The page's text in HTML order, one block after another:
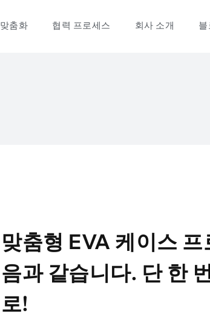
맞춤화 협력 프로세스 회사 소개 블
맞춤형 EVA 케이스
음과 같습니다. 단 한
로!